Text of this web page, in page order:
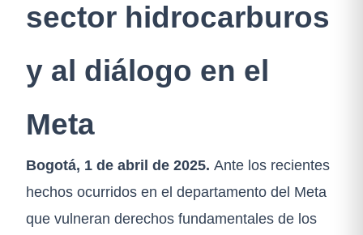
sector hidrocarburos
y al diálogo en el
Meta
Bogotá, 1 de abril de 2025. Ante los recientes
hechos ocurridos en el departamento del Meta
que vulneran derechos fundamentales de los